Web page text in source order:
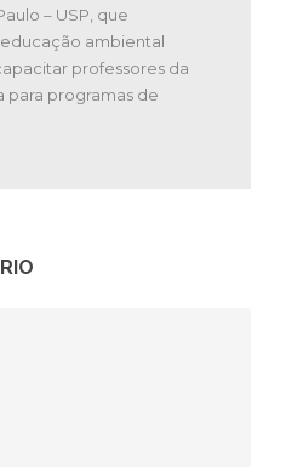
– USP, que
ambiental
professores da
para programas de